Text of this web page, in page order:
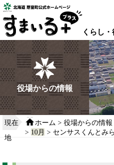
本
文
へ
移
動
る
くらし
instagram
役場からの情報
現在
地
ホーム >役場からの情報
> 10月 > センサスくんとみ